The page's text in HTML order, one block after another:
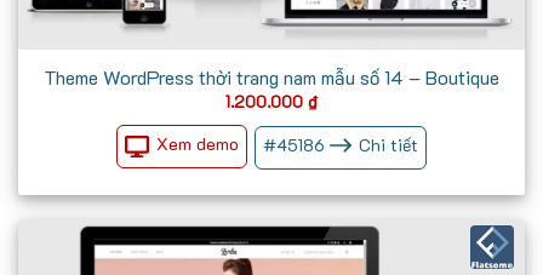
Theme WordPress thời trang nam mẫu số 14 – Boutique
1.200.000 ₫
Xem demo #45186 Chi tiết